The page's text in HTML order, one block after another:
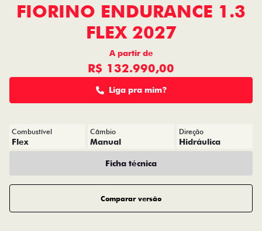
FIORINO ENDURANCE 1.3
FLEX 2027
A partir de
R$ 132.990,00
Liga pra mim?
Combustível
Flex
Câmbio
Manual
Direção
Hidráulica
Ficha técnica
Comparar versão